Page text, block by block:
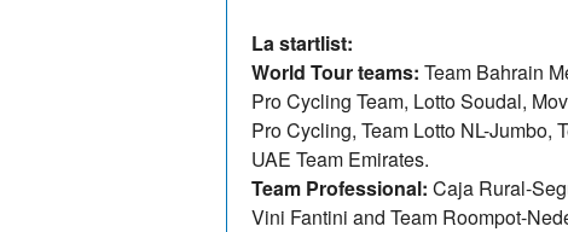
La startlist:
World Tour teams: Team Bahrain
Pro Cycling Team, Lotto Soudal,
Pro Cycling, Team Lotto NL-Jumbo,
UAE Team Emirates.
Team Professional: Caja Rural-
Vini Fantini and Team Roompot-